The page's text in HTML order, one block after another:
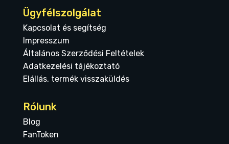
Ügyfélszolgálat
Kapcsolat és segítség
Impresszum
Általános Szerződési Feltételek
Adatkezelési tájékoztató
Elállás, termék visszaküldés
Rólunk
Blog
FanToken